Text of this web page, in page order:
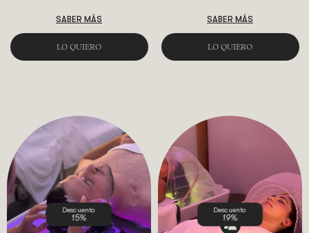
SABER MÁS
LO QUIERO
SABER MÁS
LO QUIERO
Descuento
15%
Descuento
19%